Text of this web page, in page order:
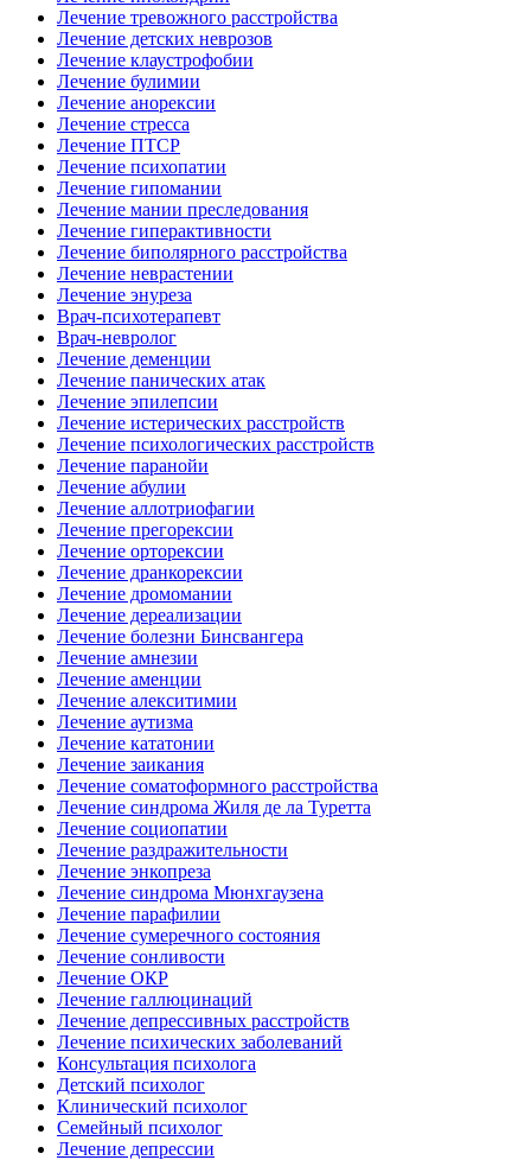
Лечение тревожного расстройства
Лечение детских неврозов
Лечение клаустрофобии
Лечение булимии
Лечение анорексии
Лечение стресса
Лечение ПТСР
Лечение психопатии
Лечение гипомании
Лечение мании преследования
Лечение гиперактивности
Лечение биполярного расстройства
Лечение неврастении
Лечение энуреза
Врач-психотерапевт
Врач-невролог
Лечение деменции
Лечение панических атак
Лечение эпилепсии
Лечение истерических расстройств
Лечение психологических расстройств
Лечение паранойи
Лечение абулии
Лечение аллотриофагии
Лечение прегорексии
Лечение орторексии
Лечение дранкорексии
Лечение дромомании
Лечение дереализации
Лечение болезни Бинсвангера
Лечение амнезии
Лечение аменции
Лечение алекситимии
Лечение аутизма
Лечение кататонии
Лечение заикания
Лечение соматоформного расстройства
Лечение синдрома Жиля де ла Туретта
Лечение социопатии
Лечение раздражительности
Лечение энкопреза
Лечение синдрома Мюнхгаузена
Лечение парафилии
Лечение сумеречного состояния
Лечение сонливости
Лечение ОКР
Лечение галлюцинаций
Лечение депрессивных расстройств
Лечение психических заболеваний
Консультация психолога
Детский психолог
Клинический психолог
Семейный психолог
Лечение депрессии